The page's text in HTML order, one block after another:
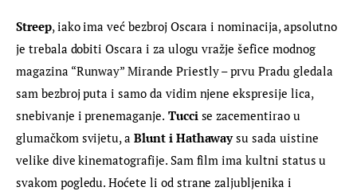
Streep, iako ima već bezbroj Oscara i nominacija, apsolutno
je trebala dobiti Oscara i za ulogu vražje šefice modnog
magazina “Runway” Mirande Priestly – prvu Pradu gledala
sam bezbroj puta i samo da vidim njene ekspresije lica,
snebivanje i prenemaganje. Tucci se zacementirao u
glumačkom svijetu, a Blunt i Hathaway su sada uistine
velike dive kinematografije. Sam film ima kultni status u
svakom pogledu. Hoćete li od strane zaljubljenika i